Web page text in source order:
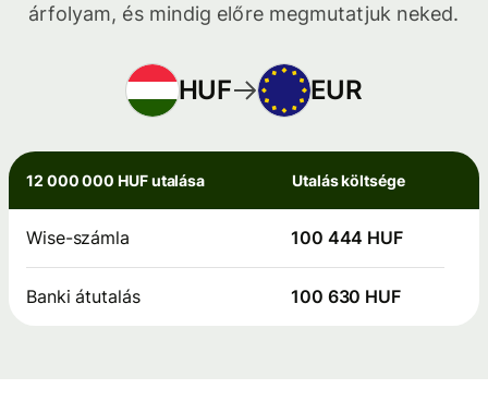
árfolyam, és mindig előre megmutatjuk neked.
HUF EUR
12 000 000 HUF utalása Utalás költsége
Wise-számla 100 444 HUF
Banki átutalás 100 630 HUF